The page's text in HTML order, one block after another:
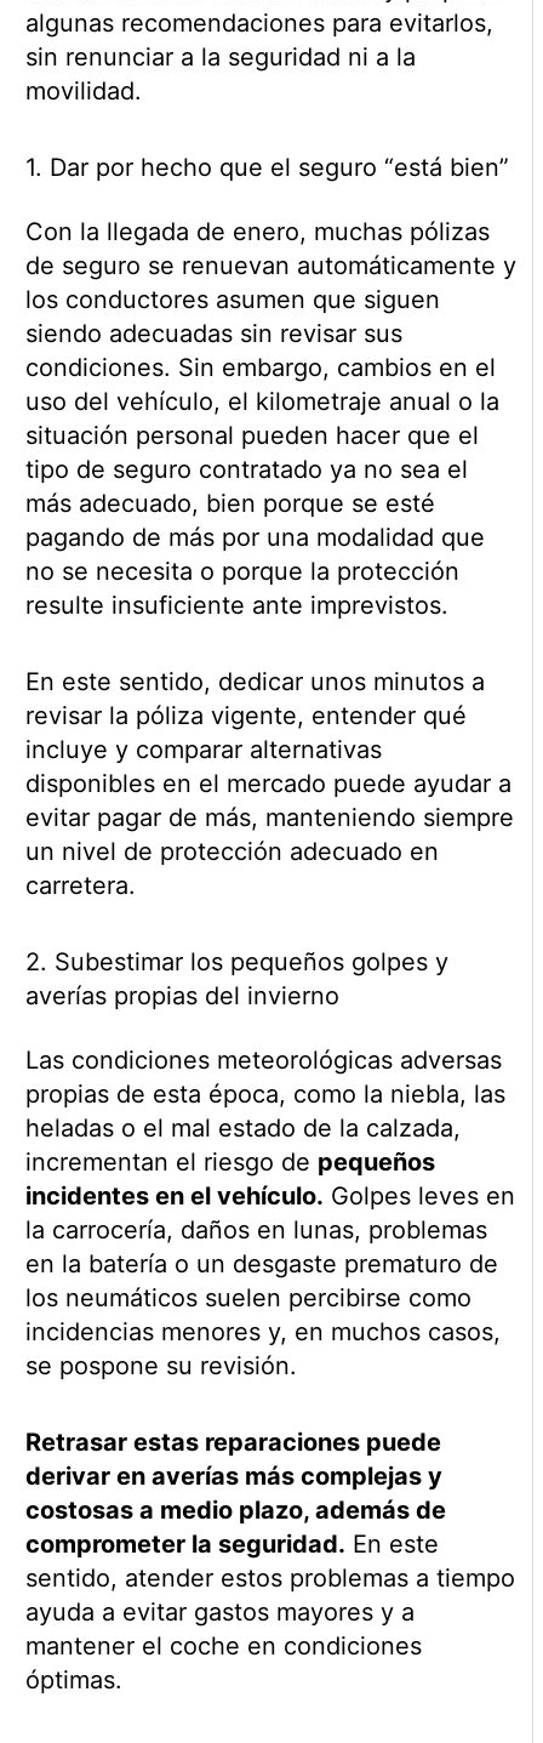
algunas recomendaciones para evitarlos,
sin renunciar a la seguridad ni a la
movilidad.
1. Dar por hecho que el seguro “está bien”
Con la llegada de enero, muchas pólizas
de seguro se renuevan automáticamente y
los conductores asumen que siguen
siendo adecuadas sin revisar sus
condiciones. Sin embargo, cambios en el
uso del vehículo, el kilometraje anual o la
situación personal pueden hacer que el
tipo de seguro contratado ya no sea el
más adecuado, bien porque se esté
pagando de más por una modalidad que
no se necesita o porque la protección
resulte insuficiente ante imprevistos.
En este sentido, dedicar unos minutos a
revisar la póliza vigente, entender qué
incluye y comparar alternativas
disponibles en el mercado puede ayudar a
evitar pagar de más, manteniendo siempre
un nivel de protección adecuado en
carretera.
2. Subestimar los pequeños golpes y
averías propias del invierno
Las condiciones meteorológicas adversas
propias de esta época, como la niebla, las
heladas o el mal estado de la calzada,
incrementan el riesgo de pequeños
incidentes en el vehículo. Golpes leves en
la carrocería, daños en lunas, problemas
en la batería o un desgaste prematuro de
los neumáticos suelen percibirse como
incidencias menores y, en muchos casos,
se pospone su revisión.
Retrasar estas reparaciones puede
derivar en averías más complejas y
costosas a medio plazo, además de
comprometer la seguridad. En este
sentido, atender estos problemas a tiempo
ayuda a evitar gastos mayores y a
mantener el coche en condiciones
óptimas.